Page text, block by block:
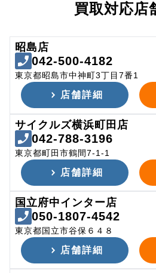
買取対応店
昭島店
042-500-4182
東京都昭島市中神町3丁目7番1
店舗詳細
サイクルズ横浜町田店
042-788-3196
東京都町田市鶴間7-1-1
店舗詳細
国立府中インター店
050-1807-4542
東京都国立市谷保６４８
店舗詳細